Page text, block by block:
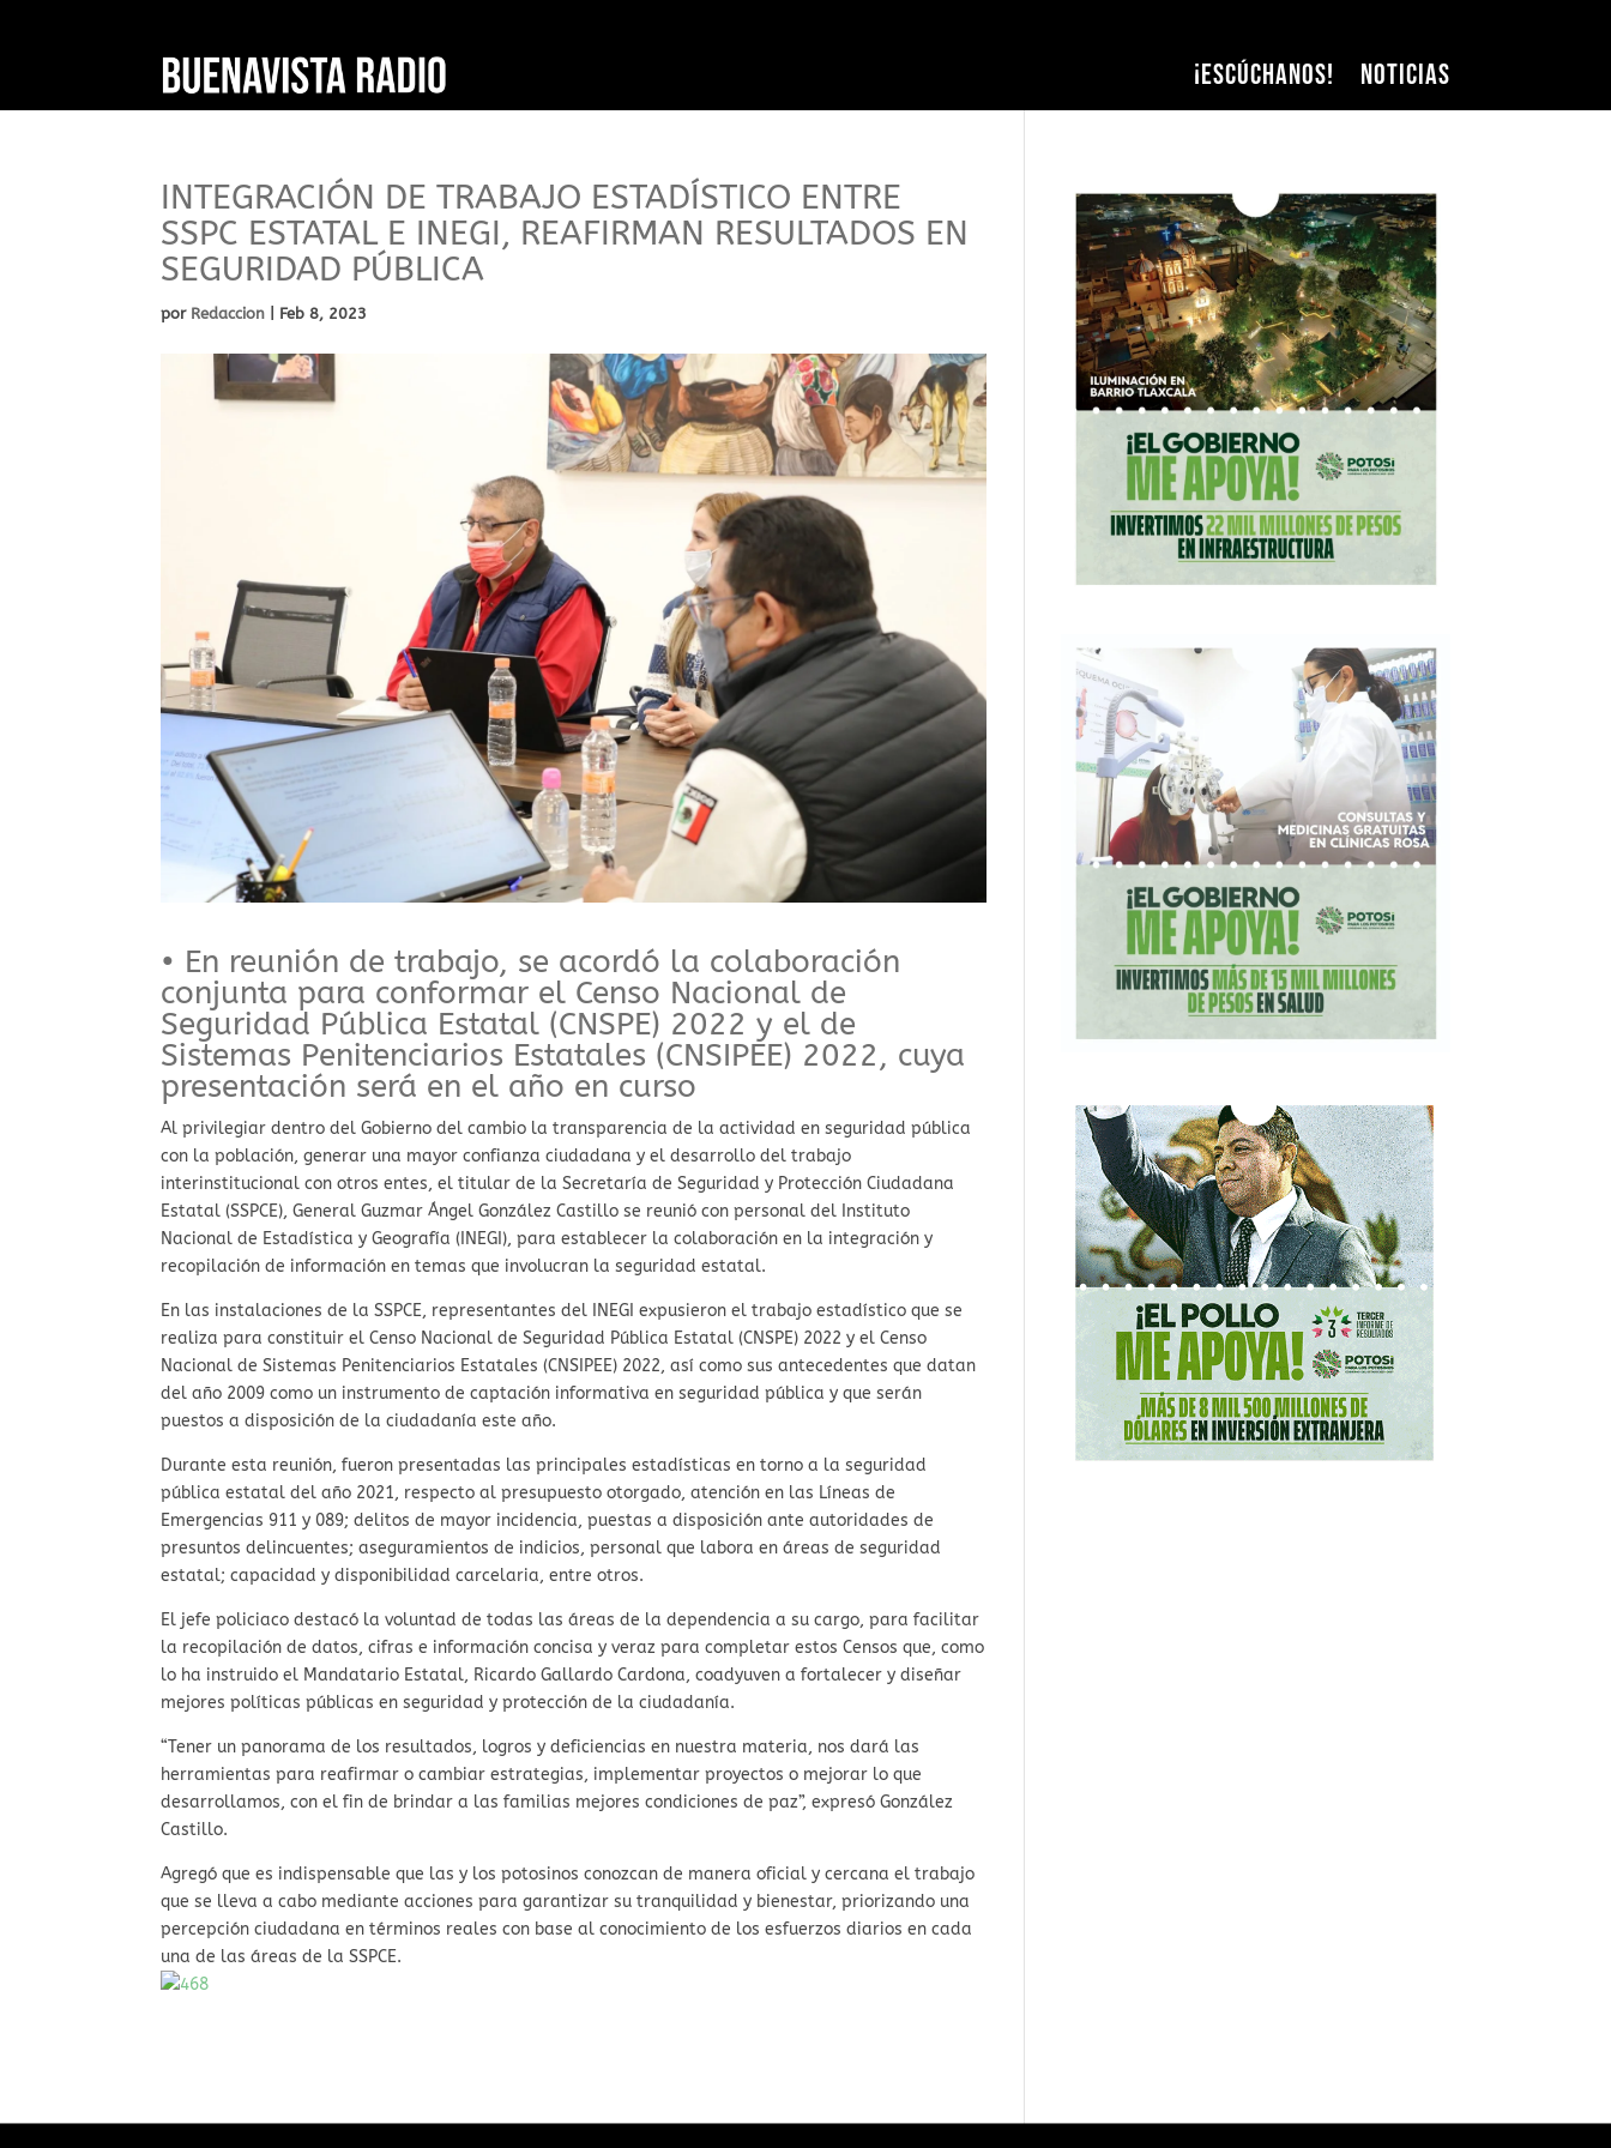
¡Escúchanos! Noticias
INTEGRACIÓN DE TRABAJO ESTADÍSTICO ENTRE
SSPC ESTATAL E INEGI, REAFIRMAN RESULTADOS EN
SEGURIDAD PÚBLICA
por Redaccion Feb 8, 2023
• En reunión de trabajo, se acordó la colaboración
conjunta para conformar el Censo Nacional de
Seguridad Pública Estatal (CNSPE) 2022 y el de
Sistemas Penitenciarios Estatales (CNSIPEE) 2022, cuya
presentación será en el año en curso
Al privilegiar dentro del Gobierno del cambio la transparencia de la actividad en seguridad pública
con la población, generar una mayor confianza ciudadana y el desarrollo del trabajo
interinstitucional con otros entes, el titular de la Secretaría de Seguridad y Protección Ciudadana
Estatal (SSPCE), General Guzmar Ángel González Castillo se reunió con personal del Instituto
Nacional de Estadística y Geografía (INEGI), para establecer la colaboración en la integración y
recopilación de información en temas que involucran la seguridad estatal.
En las instalaciones de la SSPCE, representantes del INEGI expusieron el trabajo estadístico que se
realiza para constituir el Censo Nacional de Seguridad Pública Estatal (CNSPE) 2022 y el Censo
Nacional de Sistemas Penitenciarios Estatales (CNSIPEE) 2022, así como sus antecedentes que datan
del año 2009 como un instrumento de captación informativa en seguridad pública y que serán
puestos a disposición de la ciudadanía este año.
Durante esta reunión, fueron presentadas las principales estadísticas en torno a la seguridad
pública estatal del año 2021, respecto al presupuesto otorgado, atención en las Líneas de
Emergencias 911 y 089; delitos de mayor incidencia, puestas a disposición ante autoridades de
presuntos delincuentes; aseguramientos de indicios, personal que labora en áreas de seguridad
estatal; capacidad y disponibilidad carcelaria, entre otros.
El jefe policiaco destacó la voluntad de todas las áreas de la dependencia a su cargo, para facilitar
la recopilación de datos, cifras e información concisa y veraz para completar estos Censos que, como
lo ha instruido el Mandatario Estatal, Ricardo Gallardo Cardona, coadyuven a fortalecer y diseñar
mejores políticas públicas en seguridad y protección de la ciudadanía.
“Tener un panorama de los resultados, logros y deficiencias en nuestra materia, nos dará las
herramientas para reafirmar o cambiar estrategias, implementar proyectos o mejorar lo que
desarrollamos, con el fin de brindar a las familias mejores condiciones de paz”, expresó González
Castillo.
Agregó que es indispensable que las y los potosinos conozcan de manera oficial y cercana el trabajo
que se lleva a cabo mediante acciones para garantizar su tranquilidad y bienestar, priorizando una
percepción ciudadana en términos reales con base al conocimiento de los esfuerzos diarios en cada
una de las áreas de la SSPCE.